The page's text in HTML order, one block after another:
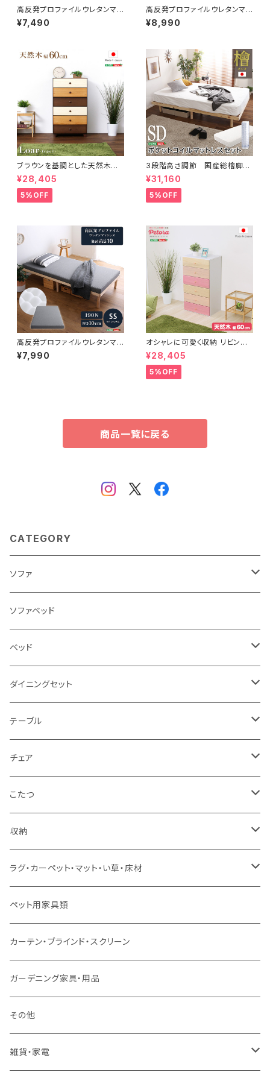
高反発プロファイルウレタンマッ
トレス【Beleza10-ベレーザ・テ
ン-】(セミシングルショート) O
¥7,490
高反発プロファイルウレタンマッ
トレス【Beleza10-ベレーザ・テ
ン-】(シングル) ORM-10S
¥8,990
ブラウンを基調とした天然木ハ
イチェスト 6段 幅60cm Loar
シリーズ 日本製・完成品｜Loar
-ロア- type1 SH-08-LR60
¥28,405
5%OFF
3段階高さ調節 国産総檜脚付
きすのこベッド 【Pierna-ピエル
ナ-】(ポケットコイルロールマッ
トレス付き) セミダブル
¥31,160
5%OFF
高反発プロファイルウレタンマッ
トレス【Beleza10-ベレーザ・テ
ン-】(セミシングル) ORM-10
¥7,990
オシャレに可愛く収納 リビング
用ハイチェスト 6段 幅60cm 天
然木（桐）日本製｜petora-ペト
ラ- SH-08-PTR60
¥28,405
5%OFF
商品一覧に戻る
CATEGORY
ソファ
3人掛け
2.5人掛け
2人掛け
1人掛け
カウチソファ
コーナーソファ
ソファセット
スツール・オットマン
ソファ付属品
クッション・座椅子
ソファベッド
ベッド
シングルサイズ以下（フレームのみ）
セミダブルサイズ（フレームのみ）
ダブルサイズ（フレームのみ）
ワイドダブルサイズ以上（フレームのみ）
シングルサイズ以下（マットレス付）
セミダブルサイズ（マットレス付）
ダブルサイズ（マットレス付）
ダブルサイズ以上（マットレス付）
ロフトベッド
二段ベッド
マットレス
ダイニングセット
ダイニング3点セット以下
ダイニング4点セット
ダイニング5点・6点セット
ダイニング7点セット以上
テーブル
センターテーブル
ダイニングテーブル
カウンターテーブル
リフティングテーブル
サイドテーブル・コーヒーテーブル
デスク
チェア
ダイニングチェア
カウンターチェア
キッズチェア
オフィスチェア・ゲーミングチェア
ダイニングベンチ・スツール
こたつ
こたつテーブル
こたつ布団
コタツ・布団セット
収納
本棚・シェルフ
食器棚・収納庫
レンジ台・カウンター
ラック
TVボード
キャビネット・飾り棚
ラグ・カーペット・マット・い草・床材
マット・フロアタイル
ラグ
カーペット
ペット用家具類
カーテン・ブラインド・スクリーン
ガーデニング家具・用品
その他
雑貨・家電